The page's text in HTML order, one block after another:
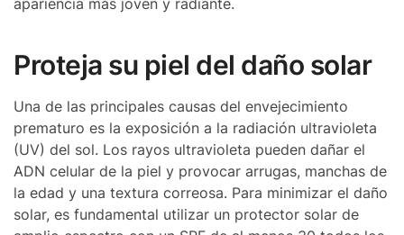
Proteja su piel del daño solar
Una de las principales causas del envejecimiento
prematuro es la exposición a la radiación ultravioleta
(UV) del sol. Los rayos ultravioleta pueden dañar el
ADN celular de la piel y provocar arrugas, manchas de
la edad y una textura correosa. Para minimizar el daño
solar, es fundamental utilizar un protector solar de